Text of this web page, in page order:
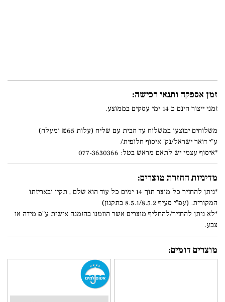
זמן אספקה ותנאי רכישה:
זמני ייצור הינם כ 14 ימי עסקים בממוצע.
משלוחים יבוצעו במשלוח עד הבית עם שליח (עלות ₪65 ומעלה)
ע"י דואר ישראל/נק' איסוף חלופית/
*איסוף עצמי יש לתאם מראש בטל: 077-3630366
מדיניות החזרת מוצרים:
*ניתן להחזיר כל מוצר תוך 14 ימים כל עוד הוא שלם , תקין ובאריזתו
המקורית. (עפ"י סעיף 8.5.1/8.5.2 בתקנון)
*לא ניתן להחזיר/להחליף מוצרים אשר הוזמנו בהזמנה אישית ע"פ מידה או
צבע.
מוצרים דומים: